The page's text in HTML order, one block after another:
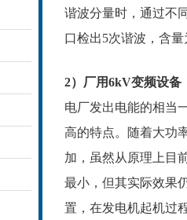
谐波分量时，通过不
口检出5次谐波，含量
2）厂用6kV变频设备
电厂发出电能的相当
高的特点。随着大功
加，虽然从原理上目
最小，但其实际效果
置，在发电机起机过